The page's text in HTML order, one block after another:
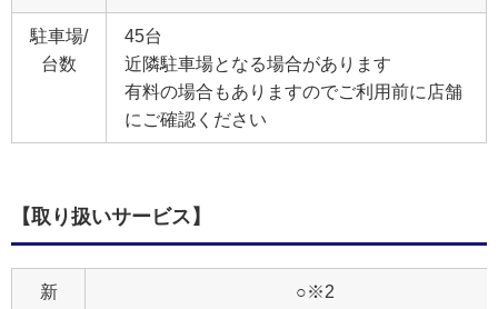
駐車場/
台数
45台
近隣駐車場となる場合があります
有料の場合もありますのでご利用前に店舗
にご確認ください
【取り扱いサービス】
新
○※2